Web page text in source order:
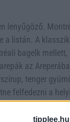
lenyűgöző.
a listán. A
bagelk
az
tenger
felfedezni a
és jól